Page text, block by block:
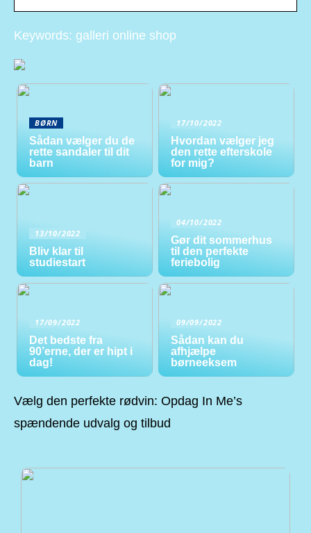
Keywords: galleri online shop
BØRN
Sådan vælger du de
rette sandaler til dit
barn
17/10/2022
Hvordan vælger jeg
den rette efterskole
for mig?
13/10/2022
Bliv klar til
studiestart
04/10/2022
Gør dit sommerhus
til den perfekte
feriebolig
17/09/2022
Det bedste fra
90’erne, der er hipt i
dag!
09/09/2022
Sådan kan du
afhjælpe
børneeksem
Vælg den perfekte rødvin: Opdag In Me’s
spændende udvalg og tilbud